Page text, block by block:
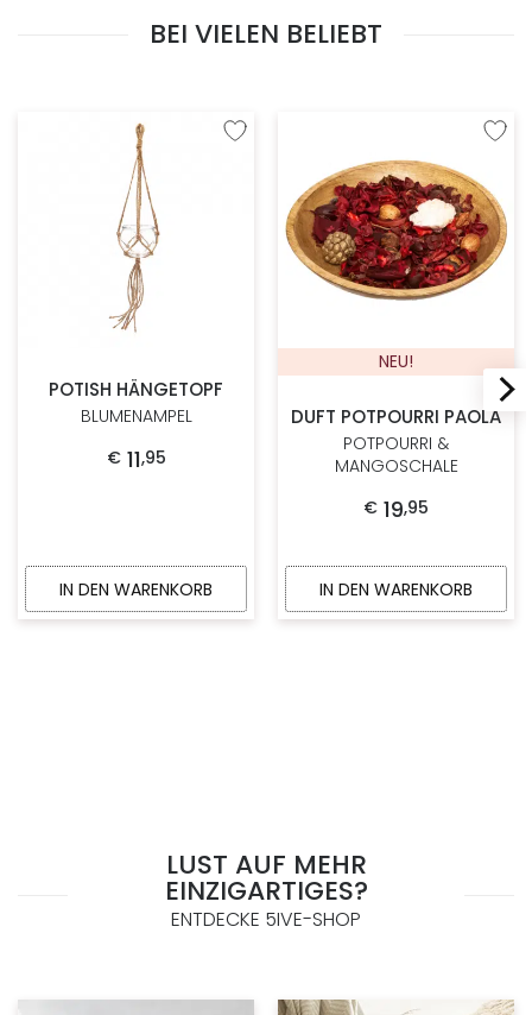
BEI VIELEN BELIEBT
Zur Wunschliste hinzufügen
POTISH HÄNGETOPF
BLUMENAMPEL
€ 11,95
IN DEN WARENKORB
Zur
NEU!
DUFT POTPOURRI PAOLA
POTPOURRI &
MANGOSCHALE
€ 19,95
IN DEN WARENKORB
LUST AUF MEHR
EINZIGARTIGES?
ENTDECKE 5IVE-SHOP